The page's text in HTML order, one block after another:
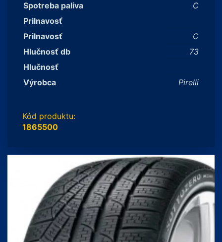
Spotreba paliva
C
Prilnavosť
Prilnavosť
C
Hlučnosť db
73
Hlučnosť
Výrobca
Pirelli
Kód produktu:
1865500